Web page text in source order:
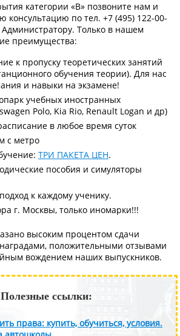
категории «В» позвоните нам и
консультацию по тел. +7 (495) 122-00-
Администратору. Только в нашем
преимущества:
к пропуску теоретических занятий
обучения теории). Для нас
и навыки на экзамене!
учебных иностранных
Polo, Kia Rio, Renault Logan и др)
в любое время суток
с метро
ТРИ ПАКЕТА ЦЕН.
пособия и симуляторы
к каждому ученику.
г. Москвы, только иномарки!!!
высоким процентом сдачи
положительными отзывами
вождением наших выпускников.
Полезные ссылки:
права: купить, обучиться, условия.